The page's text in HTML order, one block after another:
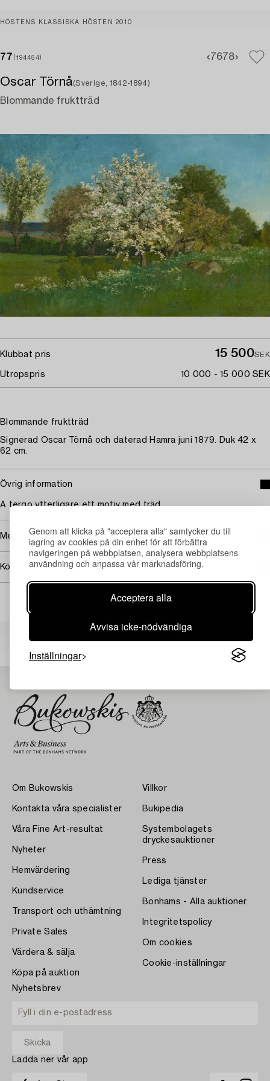
Genom att klicka på "acceptera alla" samtycker du till
lagring av cookies på din enhet för att förbättra
navigeringen på webbplatsen, analysera webbplatsens
användning och anpassa vår marknadsföring.
Acceptera alla
Avvisa icke-nödvändiga
Inställningar
HÖSTENS KLASSISKA HÖSTEN 2010
77 (194454) 7678
Oscar Törnå(Sverige, 1842-1894)
Blommande fruktträd
Klubbat pris 15 500SEK
Utropspris 10 000 - 15 000 SEK
Blommande fruktträd
Signerad Oscar Törnå och daterad Hamra juni 1879. Duk 42 x
62 cm.
Övrig information
A tergo ytterligare ett motiv med träd.
Mer om Oscar Törnå
Köpinformation
Andra har även tittat på
Om Bukowskis
Kontakta våra specialister
Våra Fine Art-resultat
Nyheter
Hemvärdering
Kundservice
Transport och uthämtning
Private Sales
Värdera & sälja
Köpa på auktion
Villkor
Bukipedia
Systembolagets
dryckesauktioner
Press
Lediga tjänster
Bonhams - Alla auktioner
Integritetspolicy
Om cookies
Cookie-inställningar
Nyhetsbrev
Ladda ner vår app